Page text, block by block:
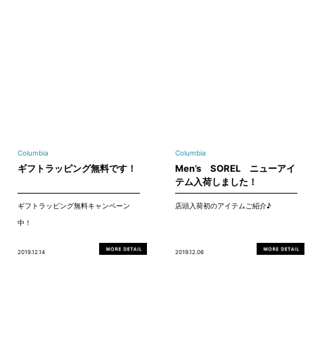
Columbia
ギフトラッピング無料です！
ギフトラッピング無料キャンペーン
中！
2019.12.14
Columbia
Men’s SOREL ニューアイ
テム入荷しました！
店頭入荷初のアイテムご紹介♪
2019.12.06